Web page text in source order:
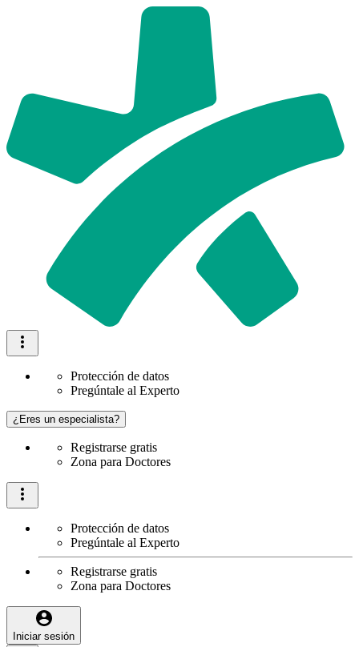
Protección de datos
Pregúntale al Experto
¿Eres un especialista?
Registrarse gratis
Zona para Doctores
Protección de datos
Pregúntale al Experto
Registrarse gratis
Zona para Doctores
Iniciar sesión